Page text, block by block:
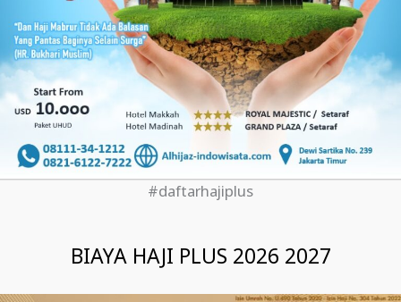
#daftarhajiplus
BIAYA HAJI PLUS 2026 2027